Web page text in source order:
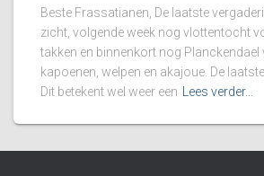
Beste Frassatianen, De laatste
zicht, volgende week nog vlottentocht
takken en binnenkort nog Planckendael
kapoenen, welpen en akajoue. De
Dit betekent wel weer een
Lees verder…